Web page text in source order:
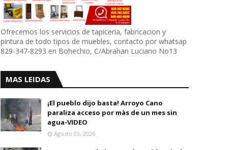
Ofrecemos los servicios de tapiceria, fabricacion y
pintura de todo tipos de muebles, contacto por whatsap
829-347-8293 en Bohechio, C/Abrahan Luciano No13
MAS LEIDAS
¡El pueblo dijo basta! Arroyo Cano
paraliza acceso por màs de un mes sin
agua-VIDEO
Agosto 03, 2026